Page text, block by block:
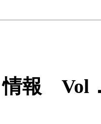
情報 Vol